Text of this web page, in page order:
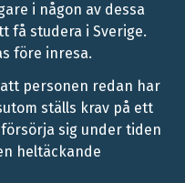
i någon av dessa
få studera i Sverige.
före inresa.
personen redan har
ställs krav på ett
sig under tiden
heltäckande